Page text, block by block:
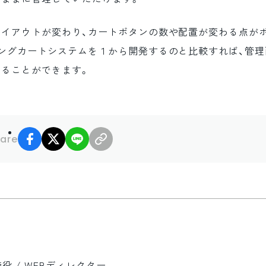
アウトが変わり、カートボタンの数や配置が変わる点が
グカートシステムを１から開発するのと比較すれば、管
ことができます。
facebook
X LINE